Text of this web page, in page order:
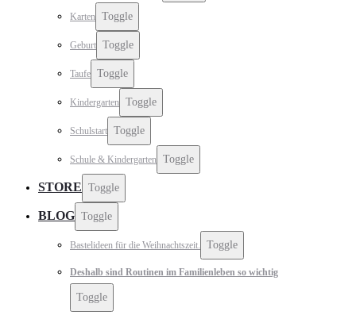
Karten Toggle
Geburt Toggle
Taufe Toggle
Kindergarten Toggle
Schulstart Toggle
Schule & Kindergarten Toggle
STORE Toggle
BLOG Toggle
Bastelideen für die Weihnachtszeit. Toggle
Deshalb sind Routinen im Familienleben so wichtig
Toggle